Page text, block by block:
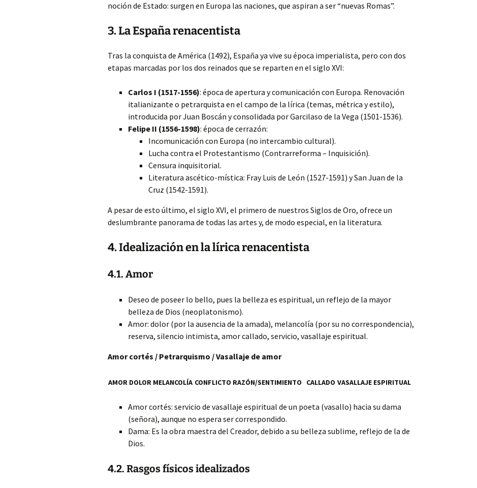
noción de Estado: surgen en Europa las naciones, que aspiran a ser “nuevas Romas”.
3. La España renacentista
Tras la conquista de América (1492), España ya vive su época imperialista, pero con dos
etapas marcadas por los dos reinados que se reparten en el siglo XVI:
Carlos I (1517-1556): época de apertura y comunicación con Europa. Renovación
italianizante o petrarquista en el campo de la lírica (temas, métrica y estilo),
introducida por Juan Boscán y consolidada por Garcilaso de la Vega (1501-1536).
Felipe II (1556-1598): época de cerrazón:
Incomunicación con Europa (no intercambio cultural).
Lucha contra el Protestantismo (Contrarreforma – Inquisición).
Censura inquisitorial.
Literatura ascético-mística: Fray Luis de León (1527-1591) y San Juan de la
Cruz (1542-1591).
A pesar de esto último, el siglo XVI, el primero de nuestros Siglos de Oro, ofrece un
deslumbrante panorama de todas las artes y, de modo especial, en la literatura.
4. Idealización en la lírica renacentista
4.1. Amor
Deseo de poseer lo bello, pues la belleza es espiritual, un reflejo de la mayor
belleza de Dios (neoplatonismo).
Amor: dolor (por la ausencia de la amada), melancolía (por su no correspondencia),
reserva, silencio intimista, amor callado, servicio, vasallaje espiritual.
Amor cortés / Petrarquismo / Vasallaje de amor
AMOR DOLOR MELANCOLÍA CONFLICTO RAZÓN/SENTIMIENTO CALLADO VASALLAJE ESPIRITUAL
Amor cortés: servicio de vasallaje espiritual de un poeta (vasallo) hacia su dama
(señora), aunque no espera ser correspondido.
Dama: Es la obra maestra del Creador, debido a su belleza sublime, reflejo de la de
Dios.
4.2. Rasgos físicos idealizados